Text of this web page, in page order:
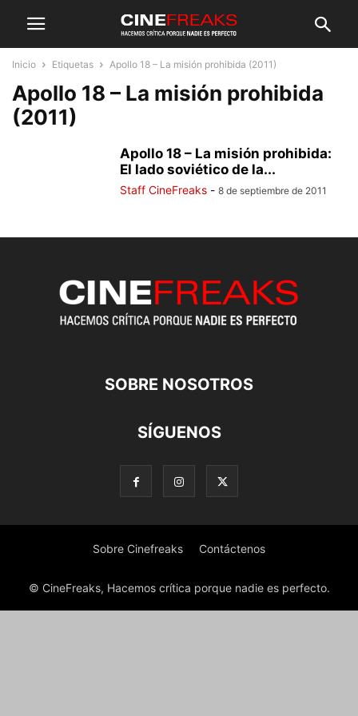
Inicio Etiquetas Apollo 18 – La misión prohibida (2011)
Apollo 18 – La misión prohibida
(2011)
Apollo 18 – La misión prohibida:
El lado soviético de la...
Staff CineFreaks - 8 de septiembre de 2011
SOBRE NOSOTROS
SÍGUENOS
Sobre Cinefreaks Contáctenos
© CineFreaks, Hacemos crítica porque nadie es perfecto.